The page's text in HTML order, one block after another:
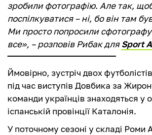
зробили фотографію. Але так,
поспілкуватися – ні, бо він там
Ми просто попросили
все», – розповів Рибак дляSport
Ймовірно, зустріч двох
під час виступів Довбика за
команди українців знаходяться у
іспанській провінції Каталонія.
У поточному сезоні у складі Роми